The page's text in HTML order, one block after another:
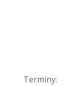
Terminy: